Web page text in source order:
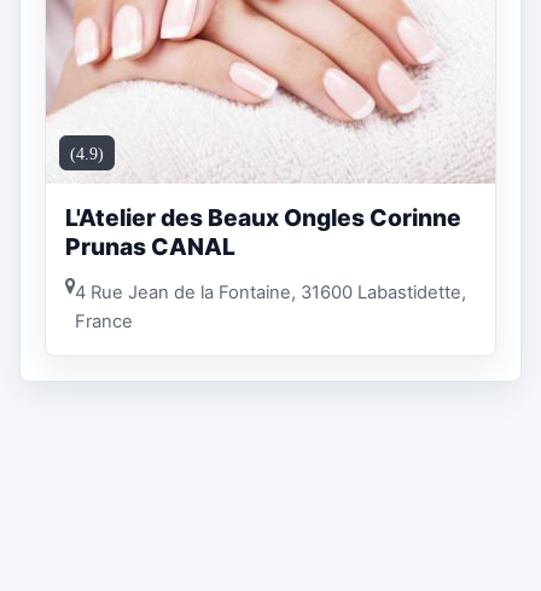
(4.9)
L'Atelier des Beaux Ongles Corinne
Prunas CANAL
4 Rue Jean de la Fontaine, 31600 Labastidette,
France